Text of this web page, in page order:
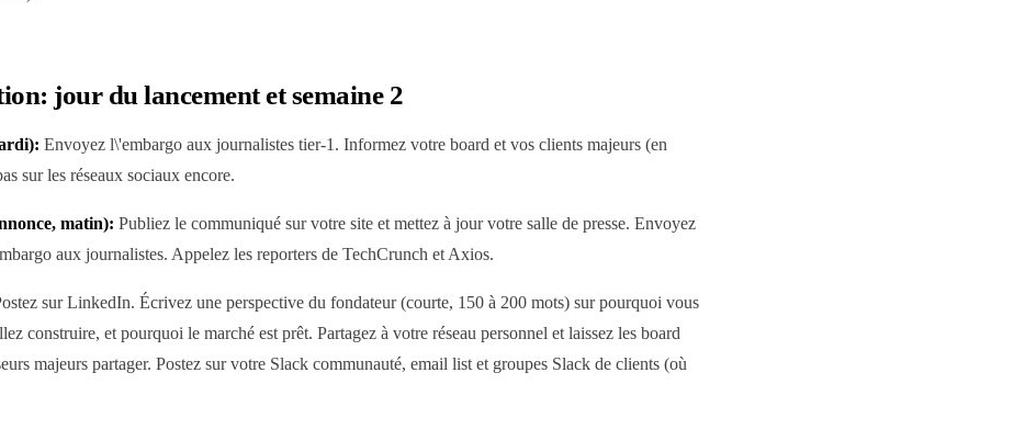
jour du lancement et semaine 2
Envoyez l\'embargo aux journalistes tier-1. Informez votre board et vos clients majeurs (en
sur les réseaux sociaux encore.
matin): Publiez le communiqué sur votre site et mettez à jour votre salle de presse. Envoyez
aux journalistes. Appelez les reporters de TechCrunch et Axios.
sur LinkedIn. Écrivez une perspective du fondateur (courte, 150 à 200 mots) sur pourquoi vous
construire, et pourquoi le marché est prêt. Partagez à votre réseau personnel et laissez les board
majeurs partager. Postez sur votre Slack communauté, email list et groupes Slack de clients (où